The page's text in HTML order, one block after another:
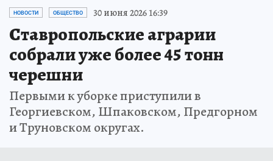
НОВОСТИ ОБЩЕСТВО 30 июня 2026 16:39
Ставропольские аграрии
собрали уже более 45 тонн
черешни
Первыми к уборке приступили в
Георгиевском, Шпаковском, Предгорном
и Труновском округах.